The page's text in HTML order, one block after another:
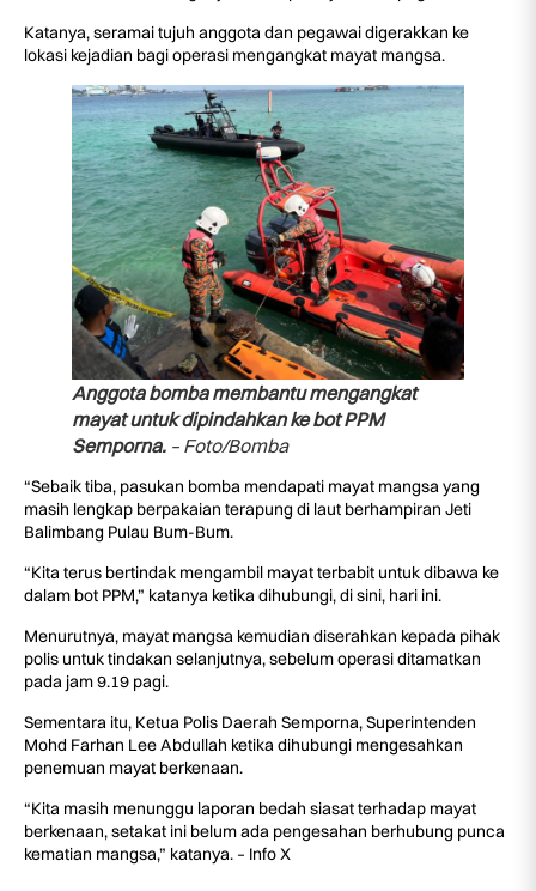
Katanya, seramai tujuh anggota dan pegawai digerakkan ke
lokasi kejadian bagi operasi mengangkat mayat mangsa.
Anggota bomba membantu mengangkat
mayat untuk dipindahkan ke bot PPM
Semporna. – Foto/Bomba
“Sebaik tiba, pasukan bomba mendapati mayat mangsa yang
masih lengkap berpakaian terapung di laut berhampiran Jeti
Balimbang Pulau Bum-Bum.
“Kita terus bertindak mengambil mayat terbabit untuk dibawa ke
dalam bot PPM,” katanya ketika dihubungi, di sini, hari ini.
Menurutnya, mayat mangsa kemudian diserahkan kepada pihak
polis untuk tindakan selanjutnya, sebelum operasi ditamatkan
pada jam 9.19 pagi.
Sementara itu, Ketua Polis Daerah Semporna, Superintenden
Mohd Farhan Lee Abdullah ketika dihubungi mengesahkan
penemuan mayat berkenaan.
“Kita masih menunggu laporan bedah siasat terhadap mayat
berkenaan, setakat ini belum ada pengesahan berhubung punca
kematian mangsa,” katanya. – Info X